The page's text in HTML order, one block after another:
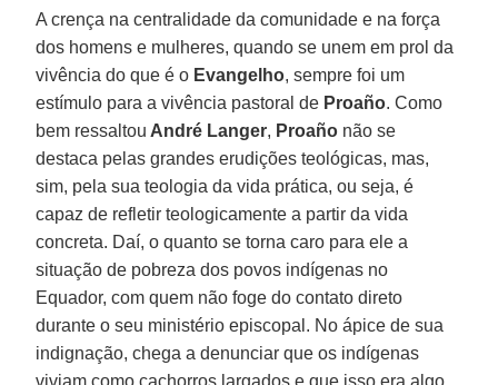
A crença na centralidade da comunidade e na força
dos homens e mulheres, quando se unem em prol da
vivência do que é o Evangelho, sempre foi um
estímulo para a vivência pastoral de Proaño. Como
bem ressaltou André Langer, Proaño não se
destaca pelas grandes erudições teológicas, mas,
sim, pela sua teologia da vida prática, ou seja, é
capaz de refletir teologicamente a partir da vida
concreta. Daí, o quanto se torna caro para ele a
situação de pobreza dos povos indígenas no
Equador, com quem não foge do contato direto
durante o seu ministério episcopal. No ápice de sua
indignação, chega a denunciar que os indígenas
viviam como cachorros largados e que isso era algo